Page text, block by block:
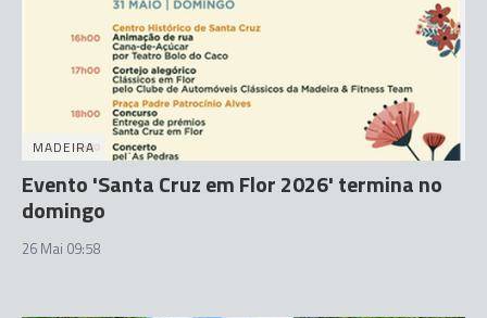
MADEIRA
Evento 'Santa Cruz em Flor 2026' termina no
domingo
26 Mai 09:58